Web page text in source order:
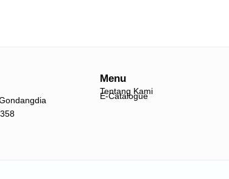
Menu
Tentang Kami
E-Catalogue